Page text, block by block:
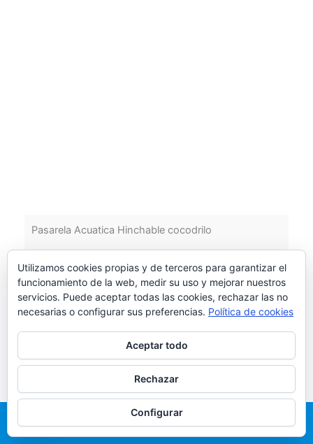
Pasarela Acuatica Hinchable cocodrilo
COCODRILO La Pasarela Acuática Hinchable
cocodrilo: Apto para piscinas o instalaciones
acuáticas interiores y exteriores. Lo [...]
Utilizamos cookies propias y de terceros para garantizar el
funcionamiento de la web, medir su uso y mejorar nuestros
servicios. Puede aceptar todas las cookies, rechazar las no
necesarias o configurar sus preferencias. Política de cookies
Aceptar todo
Rechazar
Configurar